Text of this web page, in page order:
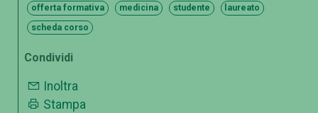
offerta formativa medicina studente
laureato
scheda corso
Condividi
Inoltra
Stampa